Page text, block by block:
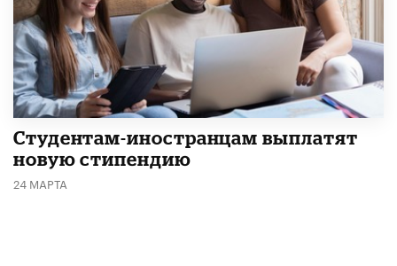
Студентам-иностранцам выплатят
новую стипендию
24 МАРТА